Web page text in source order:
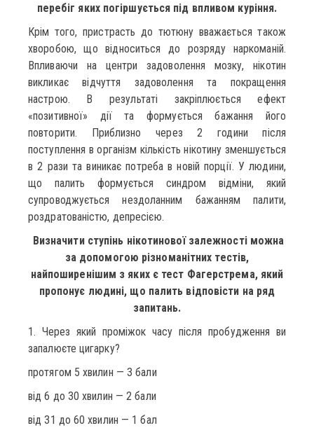
перебіг яких погіршується під впливом куріння.
Крім того, пристрасть до тютюну вважається також
хворобою, що відноситься до розряду наркоманій.
Впливаючи на центри задоволення мозку, нікотин
викликає відчуття задоволення та покращення
настрою. В результаті закріплюється ефект
«позитивної» дії та формується бажання його
повторити. Приблизно через 2 години після
поступлення в організм кількість нікотину зменшується
в 2 рази та виникає потреба в новій порції. У людини,
що палить формується синдром відміни, який
супроводжується нездоланним бажанням палити,
роздратованістю, депресією.
Визначити ступінь нікотинової залежності можна
за допомогою різноманітних тестів,
найпоширенішим з яких є тест Фагерстрема, який
пропонує людині, що палить відповісти на ряд
запитань.
1. Через який проміжок часу після пробудження ви
запалюєте цигарку?
протягом 5 хвилин — 3 бали
від 6 до 30 хвилин — 2 бали
від 31 до 60 хвилин — 1 бал